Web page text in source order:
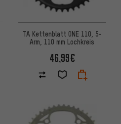
TA Kettenblatt ONE 110, 5-
Arm, 110 mm Lochkreis
46,99€